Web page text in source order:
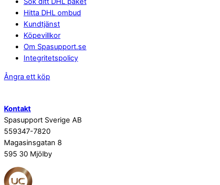
Hitta DHL ombud
Kundtjänst
Köpevillkor
Om Spasupport.se
Integritetspolicy
Ångra ett köp
Kontakt
Spasupport Sverige AB
559347-7820
Magasinsgatan 8
595 30 Mjölby